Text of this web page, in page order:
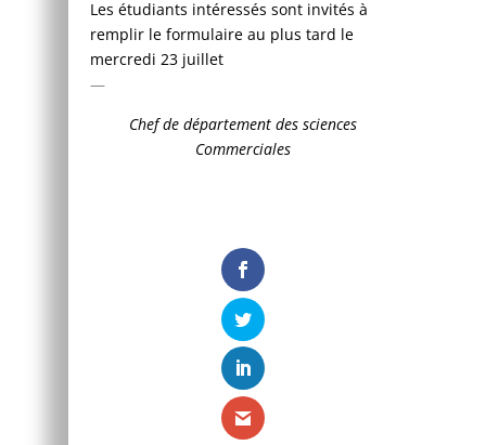
Les étudiants intéressés sont invités à
remplir le formulaire au plus tard le
mercredi 23 juillet
—
Chef de département des sciences
Commerciales